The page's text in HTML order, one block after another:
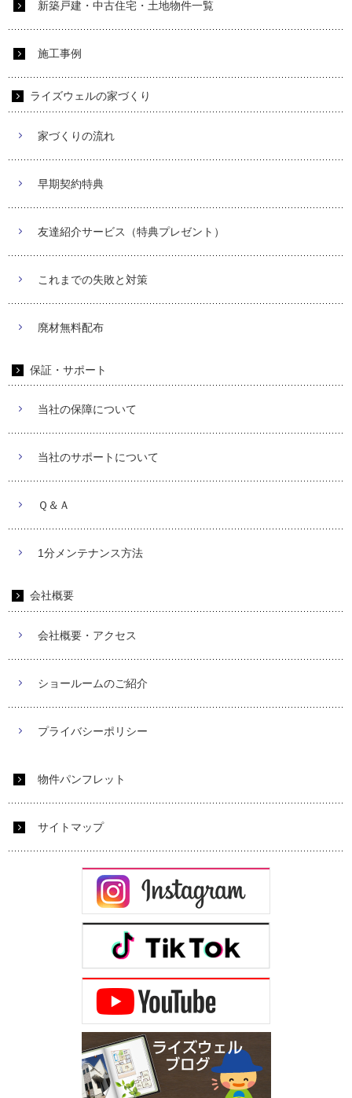
新築戸建・中古住宅・土地物件一覧
施工事例
ライズウェルの家づくり
家づくりの流れ
早期契約特典
友達紹介サービス（特典プレゼント）
これまでの失敗と対策
廃材無料配布
保証・サポート
当社の保障について
当社のサポートについて
Ｑ＆Ａ
1分メンテナンス方法
会社概要
会社概要・アクセス
ショールームのご紹介
プライバシーポリシー
物件パンフレット
サイトマップ